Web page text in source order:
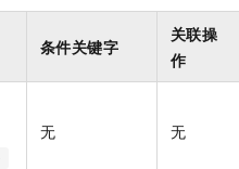
条件关键字
关联操
作
无 无